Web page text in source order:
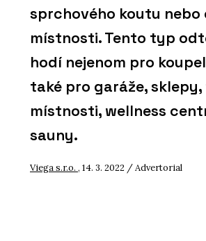
sprchového koutu nebo
místnosti. Tento typ
hodí nejenom pro
také pro garáže,
místnosti, wellness
sauny.
Viega s.r.o. , 14. 3. 2022 / Advertorial